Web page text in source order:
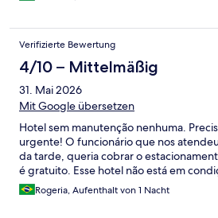
Verifizierte Bewertung
4/10 – Mittelmäßig
31. Mai 2026
Mit Google übersetzen
Hotel sem manutenção nenhuma.
urgente! O funcionário que nos
da tarde, queria cobrar o
é gratuito. Esse hotel não está em
Rogeria, Aufenthalt von 1 Nacht